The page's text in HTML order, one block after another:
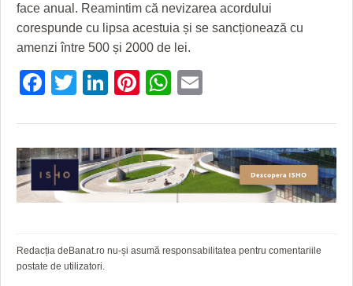
face anual. Reamintim că nevizarea acordului
corespunde cu lipsa acestuia și se sancționează cu
amenzi între 500 și 2000 de lei.
Facebook
Twitter
LinkedIn
Pinterest
WhatsApp
Redacția deBanat.ro nu-și asumă responsabilitatea pentru comentariile
postate de utilizatori.